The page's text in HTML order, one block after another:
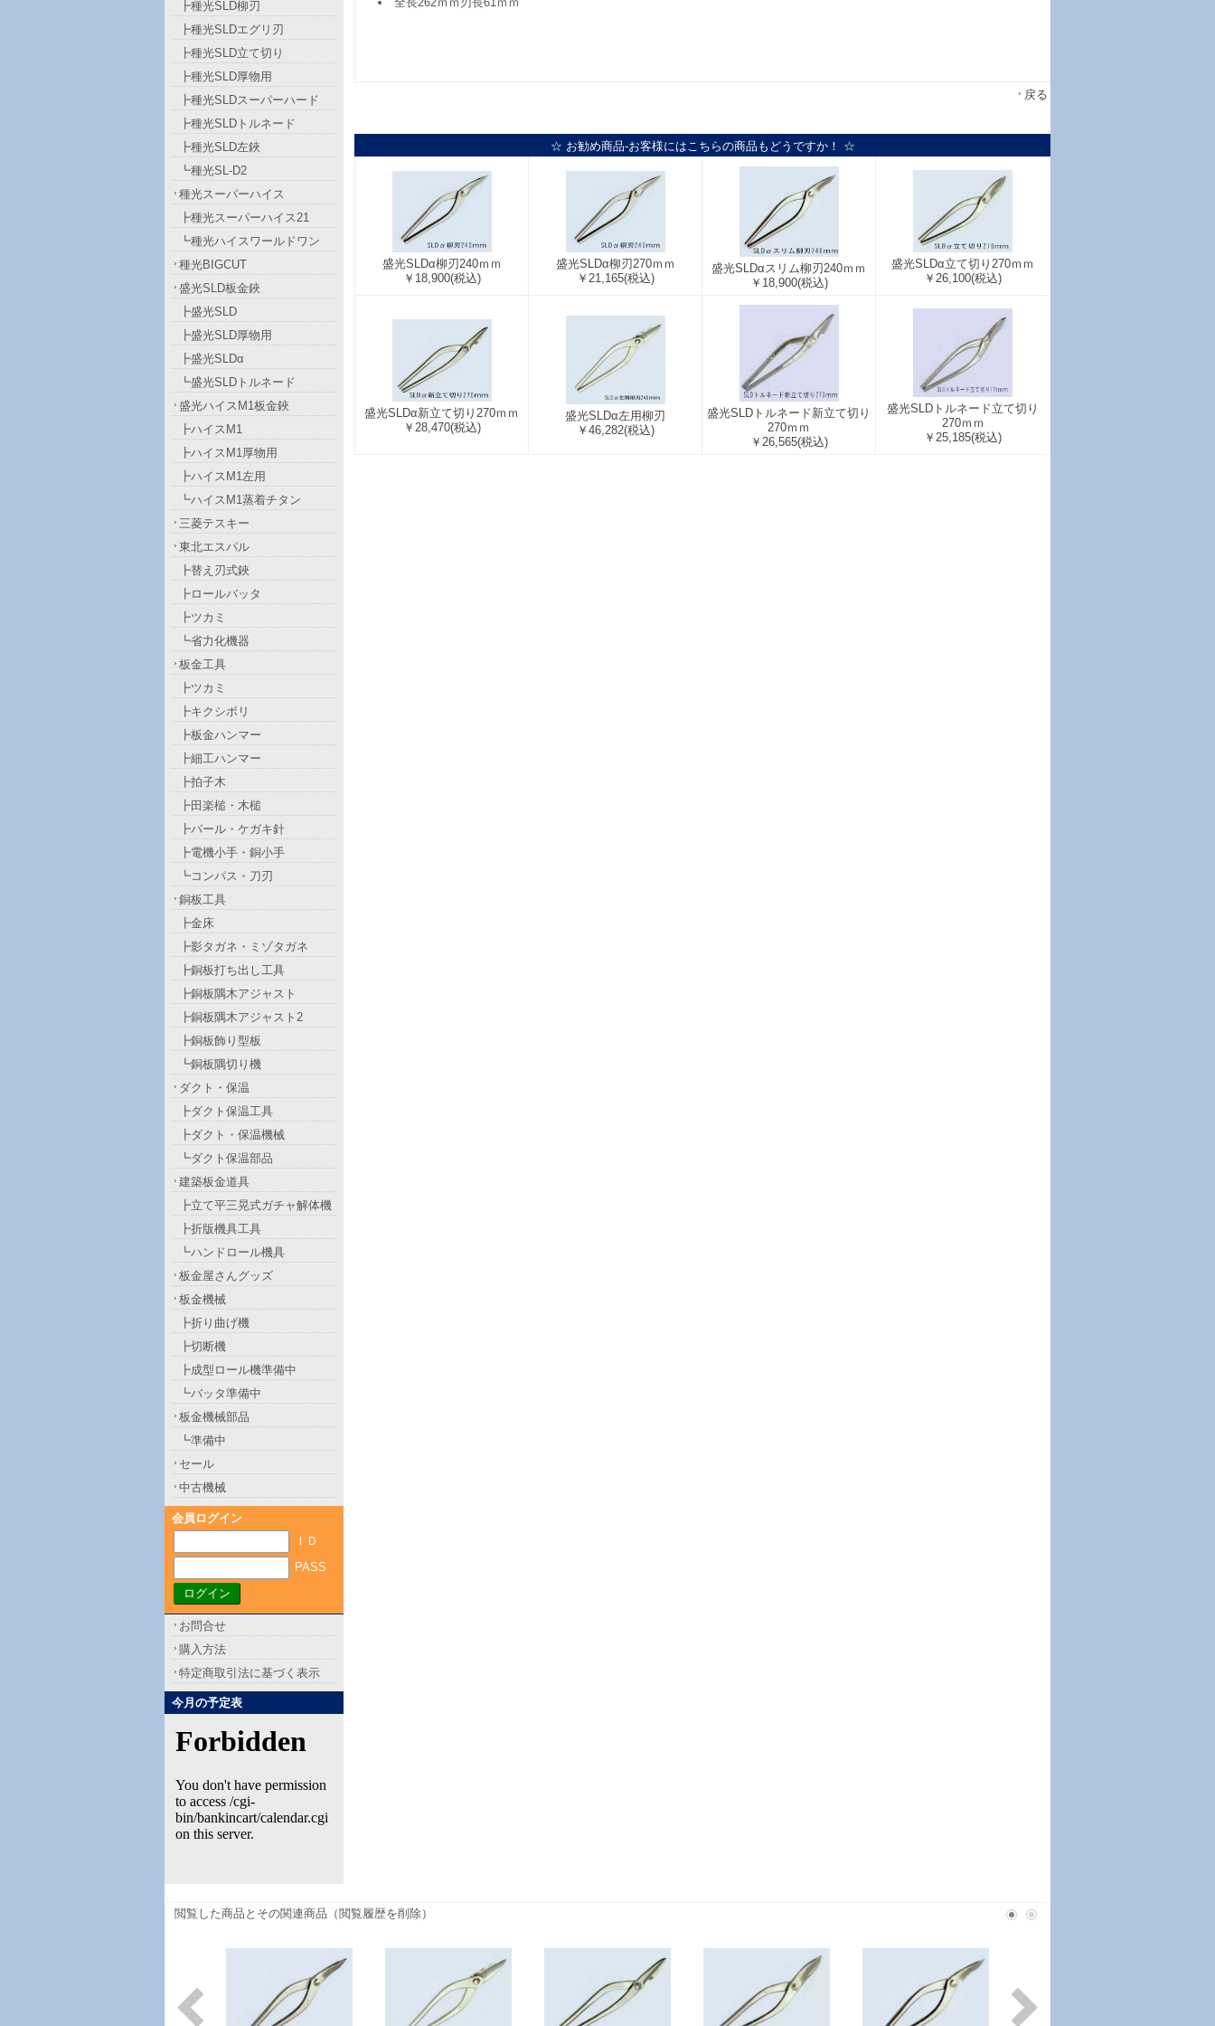
戻る
☆ お勧め商品-お客様にはこちらの商品もどうですか！ ☆
盛光SLDα柳刃240ｍｍ
￥18,900(税込)
盛光SLDα柳刃270ｍｍ
￥21,165(税込)
盛光SLDαスリム柳刃240ｍｍ
￥18,900(税込)
盛光SLDα立て切り270ｍｍ
￥26,100(税込)
盛光SLDα新立て切り270ｍｍ
￥28,470(税込)
盛光SLDα左用柳刃
￥46,282(税込)
盛光SLDトルネード新立て切り
270ｍｍ
￥26,565(税込)
盛光SLDトルネード立て切り
270ｍｍ
￥25,185(税込)
┣種光SLD柳刃
┣種光SLDエグリ刃
┣種光SLD立て切り
┣種光SLD厚物用
┣種光SLDスーパーハード
┣種光SLDトルネード
┣種光SLD左鋏
┗種光SL-D2
種光スーパーハイス
┣種光スーパーハイス21
┗種光ハイスワールドワン
種光BIGCUT
盛光SLD板金鋏
┣盛光SLD
┣盛光SLD厚物用
┣盛光SLDα
┗盛光SLDトルネード
盛光ハイスM1板金鋏
┣ハイスM1
┣ハイスM1厚物用
┣ハイスM1左用
┗ハイスM1蒸着チタン
三菱テスキー
東北エスパル
┣替え刃式鋏
┣ロールバッタ
┣ツカミ
┗省力化機器
板金工具
┣ツカミ
┣キクシボリ
┣板金ハンマー
┣細工ハンマー
┣拍子木
┣田楽槌・木槌
┣バール・ケガキ針
┣電機小手・銅小手
┗コンパス・刀刃
銅板工具
┣金床
┣影タガネ・ミゾタガネ
┣銅板打ち出し工具
┣銅板隅木アジャスト
┣銅板隅木アジャスト2
┣銅板飾り型板
┗銅板隅切り機
ダクト・保温
┣ダクト保温工具
┣ダクト・保温機械
┗ダクト保温部品
建築板金道具
┣立て平三晃式ガチャ解体機
┣折版機具工具
┗ハンドロール機具
板金屋さんグッズ
板金機械
┣折り曲げ機
┣切断機
┣成型ロール機準備中
┗バッタ準備中
板金機械部品
┗準備中
セール
中古機械
会員ログイン
ＩＤ
PASS
お問合せ
購入方法
特定商取引法に基づく表示
今月の予定表